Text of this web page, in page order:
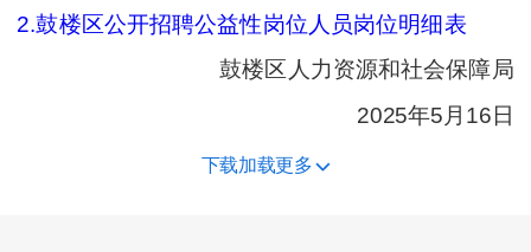
2.鼓楼区公开招聘公益性岗位人员岗位明细表
鼓楼区人力资源和社会保障局
2025年5月16日
下载加载更多